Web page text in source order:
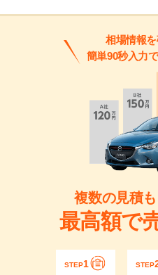
相場情報
簡単90秒入力
複数の見積
最高額で
STEP1 STEP